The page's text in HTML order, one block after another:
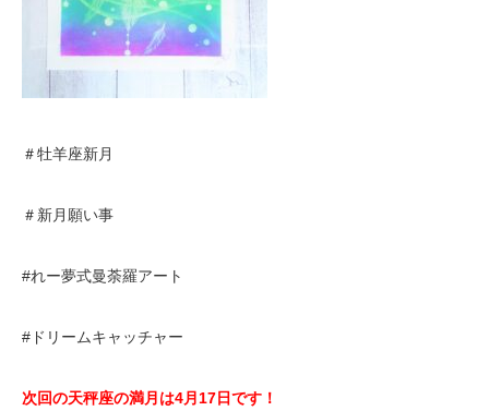
＃牡羊座新月
＃新月願い事
#れー夢式曼荼羅アート
#ドリームキャッチャー
次回の天秤座の満月は4月17日です！